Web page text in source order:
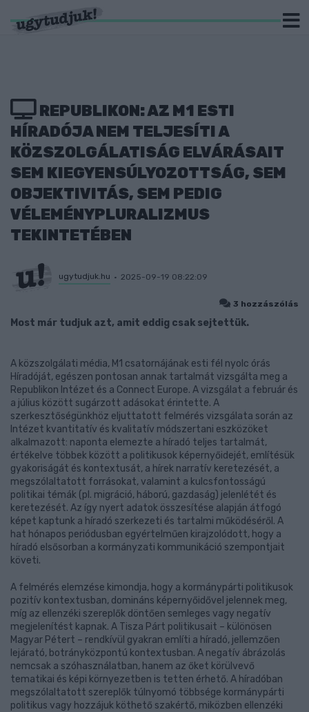
REPUBLIKON: AZ M1 ESTI
HÍRADÓJA NEM TELJESÍTI A
KÖZSZOLGÁLATISÁG ELVÁRÁSAIT
SEM KIEGYENSÚLYOZOTTSÁG, SEM
OBJEKTIVITÁS, SEM PEDIG
VÉLEMÉNYPLURALIZMUS
TEKINTETÉBEN
ugytudjuk.hu 2025-09-19 08:22:09
3 hozzászólás
Most már tudjuk azt, amit eddig csak sejtettük.
A közszolgálati média, M1 csatornájának esti fél nyolc órás
Híradóját, egészen pontosan annak tartalmát vizsgálta meg a
Republikon Intézet és a Connect Europe. A vizsgálat a február és
a július között sugárzott adásokat érintette. A
szerkesztőségünkhöz eljuttatott felmérés vizsgálata során az
Intézet kvantitatív és kvalitatív módszertani eszközöket
alkalmazott: naponta elemezte a híradó teljes tartalmát,
értékelve többek között a politikusok képernyőidejét, említésük
gyakoriságát és kontextusát, a hírek narratív keretezését, a
megszólaltatott forrásokat, valamint a kulcsfontosságú
politikai témák (pl. migráció, háború, gazdaság) jelenlétét és
keretezését. Az így nyert adatok összesítése alapján átfogó
képet kaptunk a híradó szerkezeti és tartalmi működéséről. A
hat hónapos periódusban egyértelműen kirajzolódott, hogy a
híradó elsősorban a kormányzati kommunikáció szempontjait
követi.
A felmérés elemzése kimondja, hogy a kormánypárti politikusok
pozitív kontextusban, domináns képernyőidővel jelennek meg,
míg az ellenzéki szereplők döntően semleges vagy negatív
megjelenítést kapnak. A Tisza Párt politikusait – különösen
Magyar Pétert – rendkívül gyakran említi a híradó, jellemzően
lejárató, botrányközpontú kontextusban. A negatív ábrázolás
nemcsak a szóhasználatban, hanem az őket körülvevő
tematikai és képi környezetben is tetten érhető. A híradóban
megszólaltatott szereplők túlnyomó többsége kormánypárti
politikus vagy hozzájuk köthető szakértő, miközben ellenzéki